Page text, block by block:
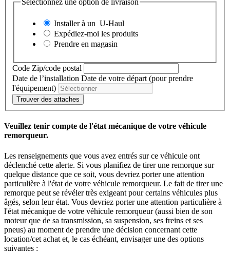
Sélectionnez une option de livraison
Installer à un U-Haul
Expédiez-moi les produits
Prendre en magasin
Code Zip/code postal
Date de l’installation Date de votre départ (pour prendre
l'équipement)
Trouver des attaches
Veuillez tenir compte de l'état mécanique de votre véhicule
remorqueur.
Les renseignements que vous avez entrés sur ce véhicule ont
déclenché cette alerte. Si vous planifiez de tirer une remorque sur
quelque distance que ce soit, vous devriez porter une attention
particulière à l'état de votre véhicule remorqueur. Le fait de tirer une
remorque peut se révéler très exigeant pour certains véhicules plus
âgés, selon leur état. Vous devriez porter une attention particulière à
l'état mécanique de votre véhicule remorqueur (aussi bien de son
moteur que de sa transmission, sa suspension, ses freins et ses
pneus) au moment de prendre une décision concernant cette
location/cet achat et, le cas échéant, envisager une des options
suivantes :